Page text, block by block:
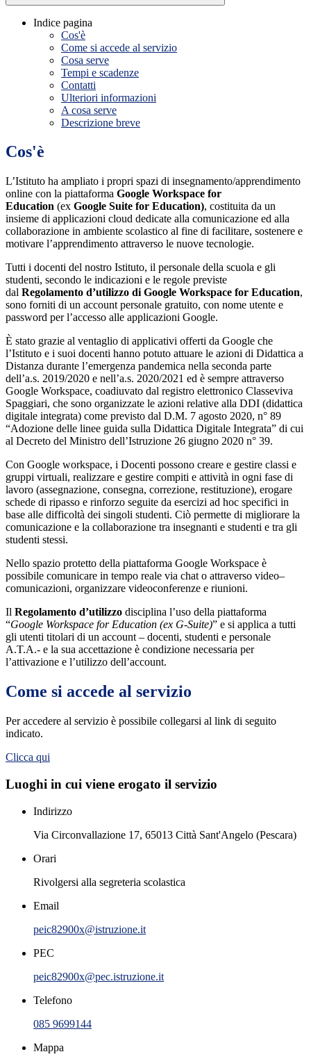
Indice pagina
Cos'è
Come si accede al servizio
Cosa serve
Tempi e scadenze
Contatti
Ulteriori informazioni
A cosa serve
Descrizione breve
Cos'è
L’Istituto ha ampliato i propri spazi di insegnamento/apprendimento
online con la piattaforma Google Workspace for
Education (ex Google Suite for Education), costituita da un
insieme di applicazioni cloud dedicate alla comunicazione ed alla
collaborazione in ambiente scolastico al fine di facilitare, sostenere e
motivare l’apprendimento attraverso le nuove tecnologie.
Tutti i docenti del nostro Istituto, il personale della scuola e gli
studenti, secondo le indicazioni e le regole previste
dal Regolamento d’utilizzo di Google Workspace for Education,
sono forniti di un account personale gratuito, con nome utente e
password per l’accesso alle applicazioni Google.
È stato grazie al ventaglio di applicativi offerti da Google che
l’Istituto e i suoi docenti hanno potuto attuare le azioni di Didattica a
Distanza durante l’emergenza pandemica nella seconda parte
dell’a.s. 2019/2020 e nell’a.s. 2020/2021 ed è sempre attraverso
Google Workspace, coadiuvato dal registro elettronico Classeviva
Spaggiari, che sono organizzate le azioni relative alla DDI (didattica
digitale integrata) come previsto dal D.M. 7 agosto 2020, n° 89
“Adozione delle linee guida sulla Didattica Digitale Integrata” di cui
al Decreto del Ministro dell’Istruzione 26 giugno 2020 n° 39.
Con Google workspace, i Docenti possono creare e gestire classi e
gruppi virtuali, realizzare e gestire compiti e attività in ogni fase di
lavoro (assegnazione, consegna, correzione, restituzione), erogare
schede di ripasso e rinforzo seguite da esercizi ad hoc specifici in
base alle difficoltà dei singoli studenti. Ciò permette di migliorare la
comunicazione e la collaborazione tra insegnanti e studenti e tra gli
studenti stessi.
Nello spazio protetto della piattaforma Google Workspace è
possibile comunicare in tempo reale via chat o attraverso video–
comunicazioni, organizzare videoconferenze e riunioni.
Il Regolamento d’utilizzo disciplina l’uso della piattaforma
“Google Workspace for Education (ex G-Suite)” e si applica a tutti
gli utenti titolari di un account – docenti, studenti e personale
A.T.A.- e la sua accettazione è condizione necessaria per
l’attivazione e l’utilizzo dell’account.
Come si accede al servizio
Per accedere al servizio è possibile collegarsi al link di seguito
indicato.
Clicca qui
Luoghi in cui viene erogato il servizio
Indirizzo
Via Circonvallazione 17, 65013 Città Sant'Angelo (Pescara)
Orari
Rivolgersi alla segreteria scolastica
Email
peic82900x@istruzione.it
PEC
peic82900x@pec.istruzione.it
Telefono
085 9699144
Mappa